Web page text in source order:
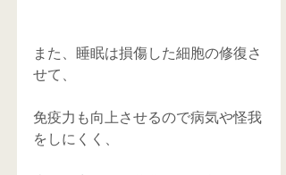
また、睡眠は損傷した細胞の修復さ
せて、
免疫力も向上させるので病気や怪我
をしにくく、